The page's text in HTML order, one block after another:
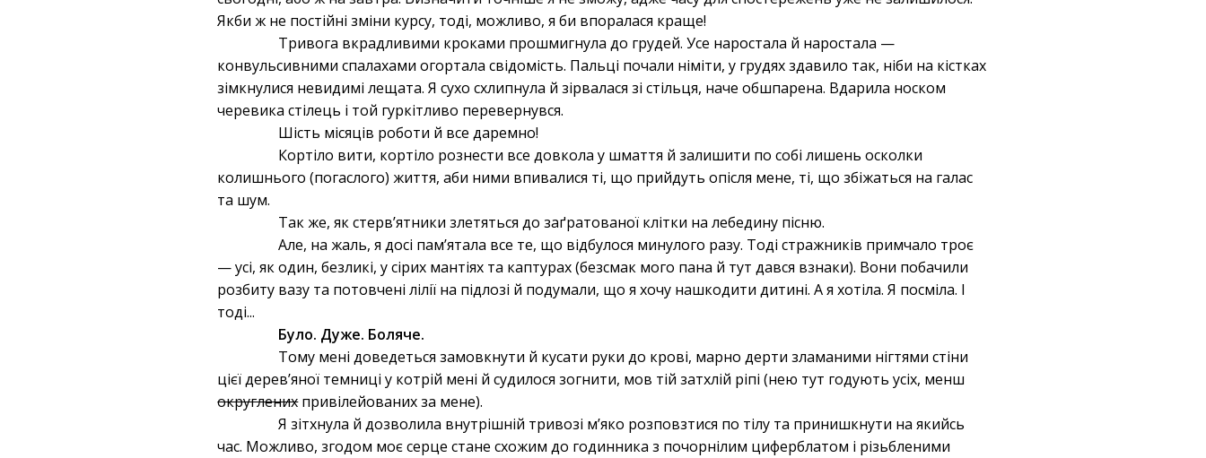
Якби ж не постійні зміни курсу, тоді, можливо, я би впоралася краще!
Тривога вкрадливими кроками прошмигнула до грудей. Усе наростала й наростала —
конвульсивними спалахами огортала свідомість. Пальці почали німіти, у грудях здавило так, ніби на кістках
зімкнулися невидимі лещата. Я сухо схлипнула й зірвалася зі стільця, наче обшпарена. Вдарила носком
черевика стілець і той гуркітливо перевернувся.
Шість місяців роботи й все даремно!
Кортіло вити, кортіло рознести все довкола у шмаття й залишити по собі лишень осколки
колишнього (погаслого) життя, аби ними впивалися ті, що прийдуть опісля мене, ті, що збіжаться на галас
та шум.
Так же, як стерв’ятники злетяться до заґратованої клітки на лебедину пісню.
Але, на жаль, я досі пам’ятала все те, що відбулося минулого разу. Тоді стражників примчало троє
— усі, як один, безликі, у сірих мантіях та каптурах (безсмак мого пана й тут дався взнаки). Вони побачили
розбиту вазу та потовчені лілії на підлозі й подумали, що я хочу нашкодити дитині. А я хотіла. Я посміла. І
тоді...
Було. Дуже. Боляче.
Тому мені доведеться замовкнути й кусати руки до крові, марно дерти зламаними нігтями стіни
цієї дерев’яної темниці у котрій мені й судилося зогнити, мов тій затхлій ріпі (нею тут годують усіх, менш
округленихпривілейованих за мене).
Я зітхнула й дозволила внутрішній тривозі м’яко розповзтися по тілу та принишкнути на якийсь
час. Можливо, згодом моє серце стане схожим до годинника з почорнілим циферблатом і різьбленими